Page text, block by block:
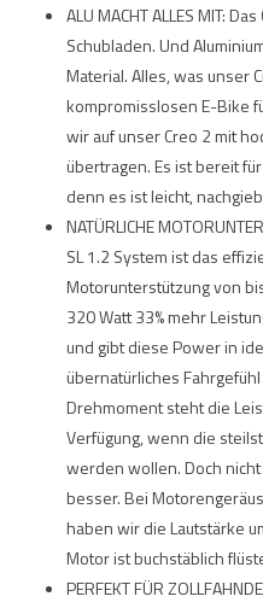
ALU MACHT ALLES MIT:
Schubladen. Und
Material. Alles, was unser
kompromisslosen E-Bike
wir auf unser Creo 2 mit
übertragen. Es ist bereit
denn es ist leicht,
NATÜRLICHE
SL 1.2 System ist das
Motorunterstützung von
320 Watt 33% mehr
und gibt diese Power in
übernatürliches
Drehmoment steht die
Verfügung, wenn die
werden wollen. Doch
besser. Bei
haben wir die Lautstärke
Motor ist buchstäblich
PERFEKT FÜR